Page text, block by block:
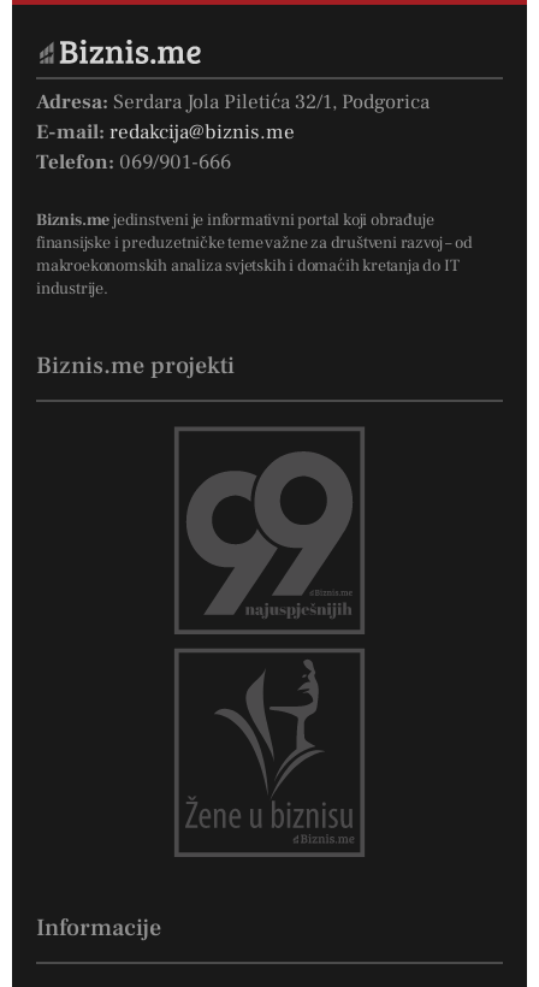
Adresa: Serdara Jola Piletića 32/1, Podgorica
E-mail: redakcija@biznis.me
Telefon: 069/901-666
Biznis.mejedinstveni je informativni portal koji obrađuje
finansijske i preduzetničke teme važne za društveni razvoj – od
makroekonomskih analiza svjetskih i domaćih kretanja do IT
industrije.
Biznis.me projekti
Informacije